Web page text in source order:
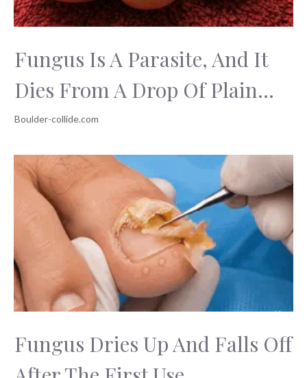
Fungus Is A Parasite, And It
Dies From A Drop Of Plain...
Fungus Dries Up And Falls Off